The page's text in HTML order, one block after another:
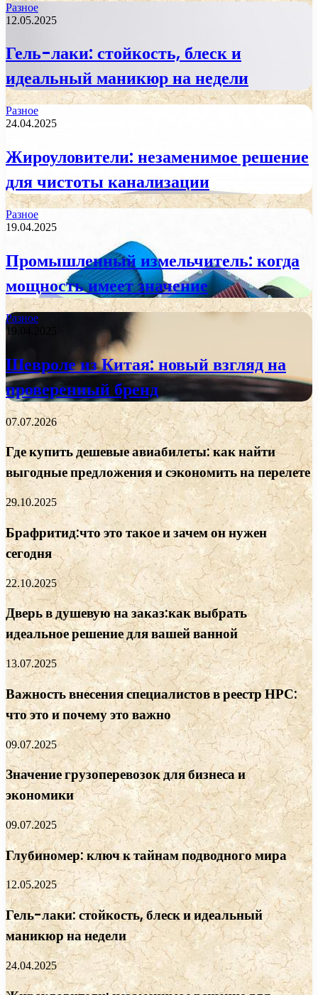
Разное
12.05.2025
Гель-лаки: стойкость, блеск и
идеальный маникюр на недели
Разное
24.04.2025
Жироуловители: незаменимое решение
для чистоты канализации
Разное
19.04.2025
Промышленный измельчитель: когда
мощность имеет значение
Разное
19.04.2025
Шевроле из Китая: новый взгляд на
проверенный бренд
07.07.2026
Где купить дешевые авиабилеты: как найти
выгодные предложения и сэкономить на перелете
29.10.2025
Брафритид:что это такое и зачем он нужен
сегодня
22.10.2025
Дверь в душевую на заказ:как выбрать
идеальное решение для вашей ванной
13.07.2025
Важность внесения специалистов в реестр НРС:
что это и почему это важно
09.07.2025
Значение грузоперевозок для бизнеса и
экономики
09.07.2025
Глубиномер: ключ к тайнам подводного мира
12.05.2025
Гель-лаки: стойкость, блеск и идеальный
маникюр на недели
24.04.2025